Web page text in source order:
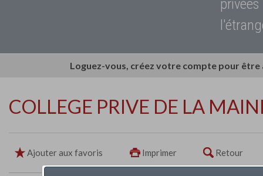
Loguez-vous, créez votre compte pour
COLLEGE PRIVE DE LA
Ajouter aux favoris Imprimer Retour